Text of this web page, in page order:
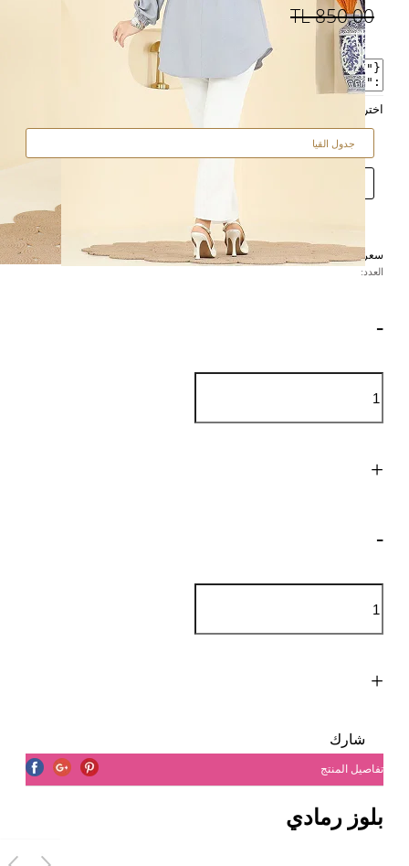
850,00
TL السلة %28 الخصم
612,00 TL
اختر الحجم
جدول القيا
القياسات
سعر اليرت
العدد:
-
+
-
+
شارك
تفاصيل المنتج
بلوز رمادي